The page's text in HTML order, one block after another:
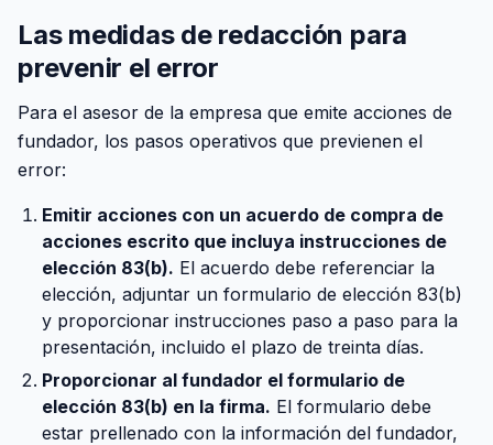
Las medidas de redacción para
prevenir el error
Para el asesor de la empresa que emite acciones de
fundador, los pasos operativos que previenen el
error:
Emitir acciones con un acuerdo de compra de
acciones escrito que incluya instrucciones de
elección 83(b). El acuerdo debe referenciar la
elección, adjuntar un formulario de elección 83(b)
y proporcionar instrucciones paso a paso para la
presentación, incluido el plazo de treinta días.
Proporcionar al fundador el formulario de
elección 83(b) en la firma. El formulario debe
estar prellenado con la información del fundador,